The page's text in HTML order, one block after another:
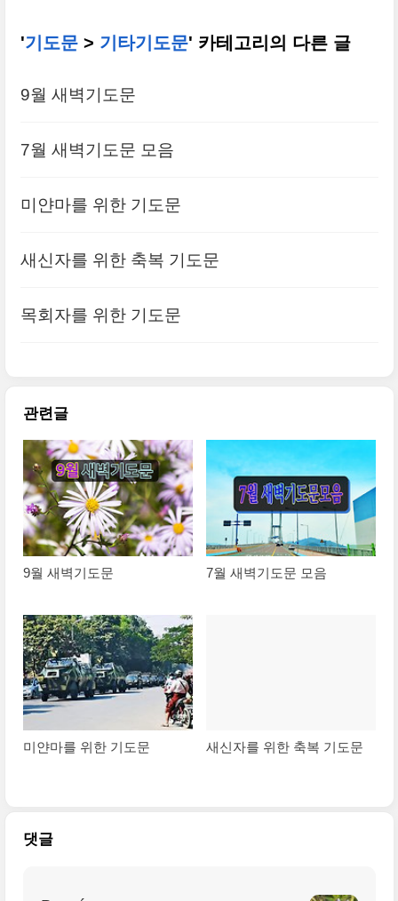
'기도문> 기타기도문' 카테고리의 다른 글
9월 새벽기도문
7월 새벽기도문 모음
미얀마를 위한 기도문
새신자를 위한 축복 기도문
목회자를 위한 기도문
관련글
9월 새벽기도문 7월 새벽기도문 모음
미얀마를 위한 기도문 새신자를 위한 축복 기도문
댓글